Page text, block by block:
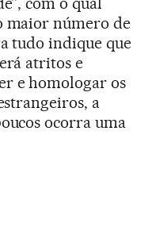
maior número de
tudo indique que
atritos e
e homologar os
a
ocorra uma